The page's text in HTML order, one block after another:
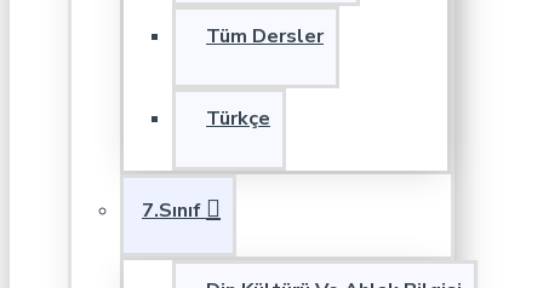
Tüm Dersler
Türkçe
7.Sınıf